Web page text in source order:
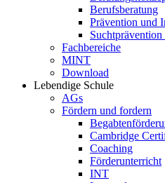
Berufsberatung
Prävention und
Fachbereiche
MINT
Download
Lebendige Schule
AGs
Fördern und fordern
Cambridge
Coaching
Förderunterricht
INT